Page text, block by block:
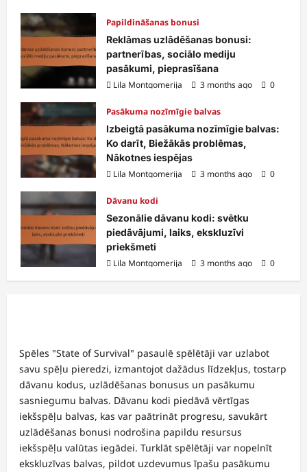
Papildināšanas bonusi
Reklāmas uzlādēšanas bonusi:
partnerības, sociālo mediju
pasākumi, pieprasīšana
Lila Montgomerija
3 months ago 0
Pasākuma nozīmīgie balvas
Izbeigtā pasākuma nozīmīgie balvas:
Ko darīt, Biežākās problēmas,
Nākotnes iespējas
Lila Montgomerija
3 months ago 0
Dāvanu kodi
Sezonālie dāvanu kodi: svētku
piedāvājumi, laiks, ekskluzīvi
priekšmeti
Lila Montgomerija
3 months ago 0
Spēles "State of Survival" pasaulē spēlētāji var uzlabot
savu spēļu pieredzi, izmantojot dažādus līdzekļus, tostarp
dāvanu kodus, uzlādēšanas bonusus un pasākumu
sasniegumu balvas. Dāvanu kodi piedāvā vērtīgas
iekšspēļu balvas, kas var paātrināt progresu, savukārt
uzlādēšanas bonusi nodrošina papildu resursus
iekšspēļu valūtas iegādei. Turklāt spēlētāji var nopelnīt
ekskluzīvas balvas, pildot uzdevumus īpašu pasākumu